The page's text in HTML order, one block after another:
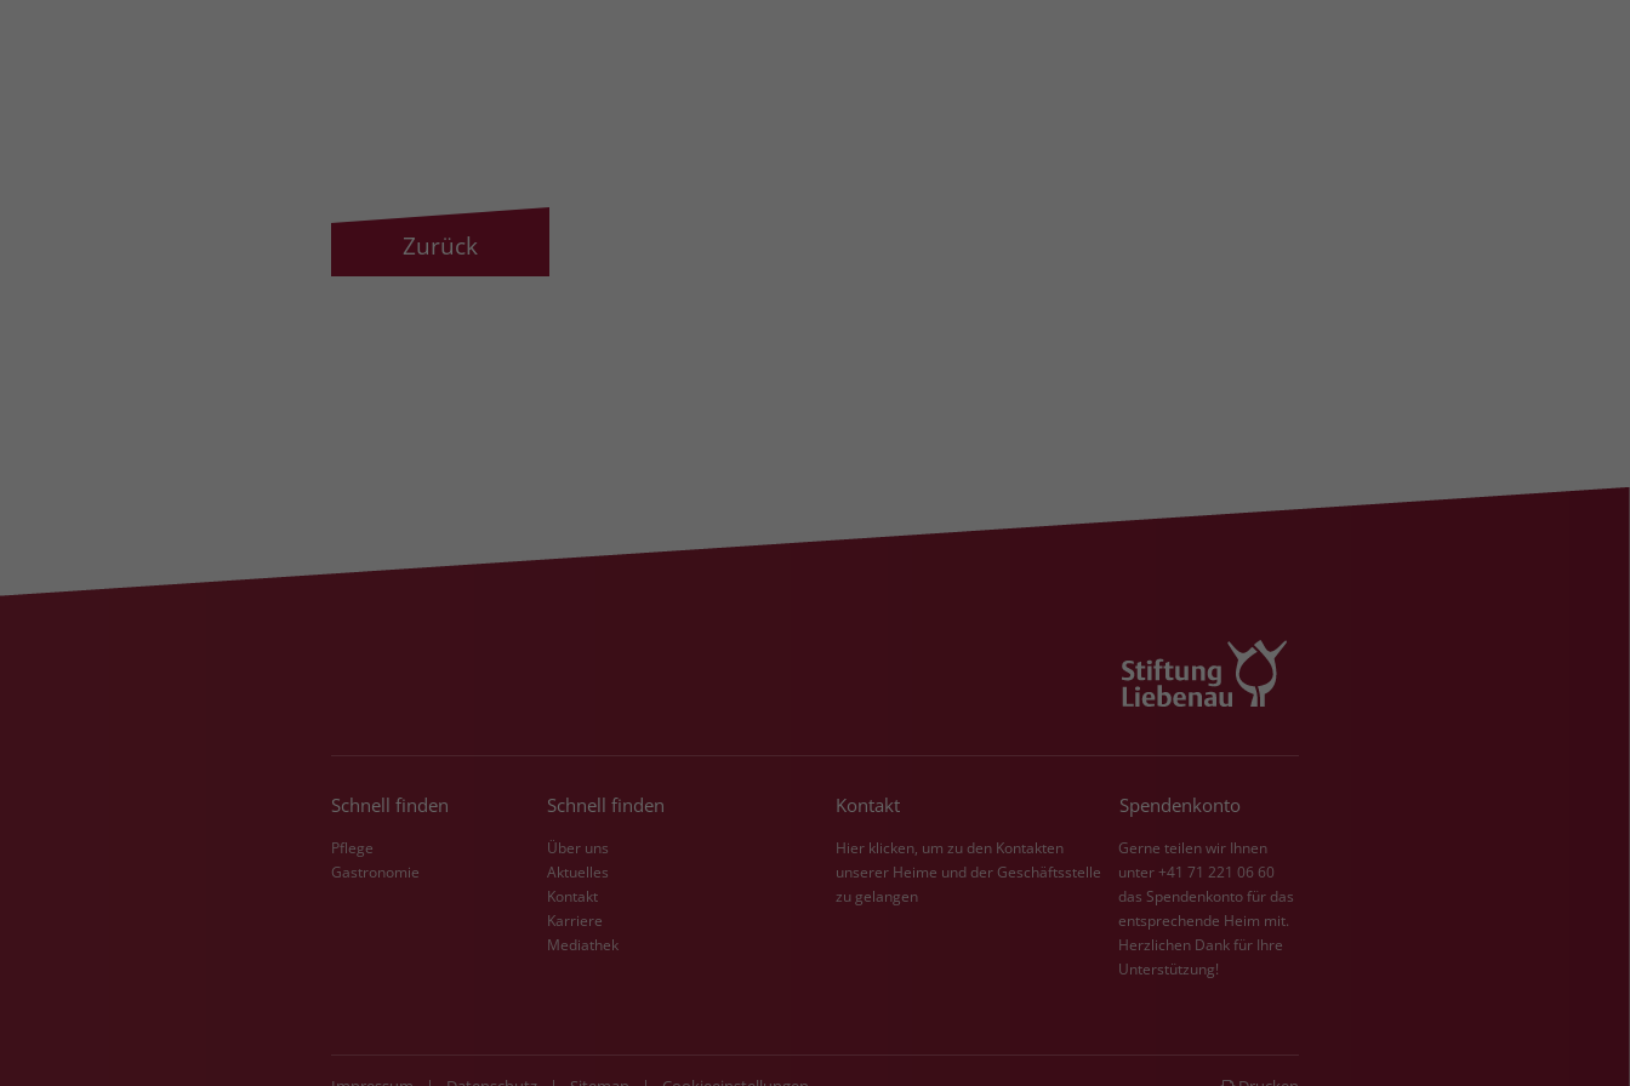
Zurück
Schnell finden
Pflege
Gastronomie
Schnell finden
Über uns
Aktuelles
Kontakt
Karriere
Mediathek
Kontakt Spendenkonto
Hier klicken, um zu den Kontakten
unserer Heime und der Geschäftsstelle
zu gelangen
Gerne teilen wir Ihnen
unter +41 71 221 06 60
das Spendenkonto für das
entsprechende Heim mit.
Herzlichen Dank für Ihre
Unterstützung!